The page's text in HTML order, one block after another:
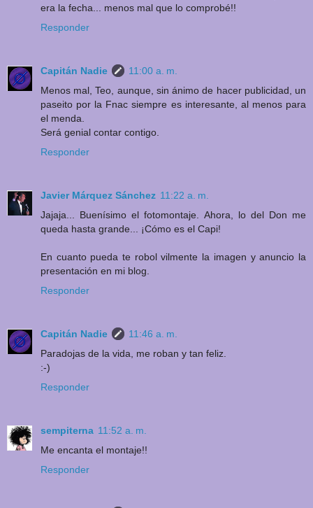
era la fecha... menos mal que lo comprobé!!
Responder
Capitán Nadie
11:00 a. m.
Menos mal, Teo, aunque, sin ánimo de hacer publicidad, un
paseito por la Fnac siempre es interesante, al menos para
el menda.
Será genial contar contigo.
Responder
Javier Márquez Sánchez 11:22 a. m.
Jajaja... Buenísimo el fotomontaje. Ahora, lo del Don me
queda hasta grande... ¡Cómo es el Capi!
En cuanto pueda te robol vilmente la imagen y anuncio la
presentación en mi blog.
Responder
Capitán Nadie
11:46 a. m.
Paradojas de la vida, me roban y tan feliz.
:-)
Responder
sempiterna 11:52 a. m.
Me encanta el montaje!!
Responder